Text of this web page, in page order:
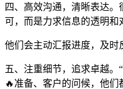
四、高效沟通，清晰表达
可，而是力求信息的透明和
他们会主动汇报进度，及时
五、注重细节，追求卓越
🔥准备、客户的问候，他